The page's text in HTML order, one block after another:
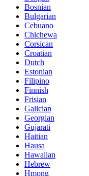
Bosnian
Bulgarian
Cebuano
Chichewa
Corsican
Croatian
Dutch
Estonian
Filipino
Finnish
Frisian
Galician
Georgian
Gujarati
Haitian
Hausa
Hawaiian
Hebrew
Hmong